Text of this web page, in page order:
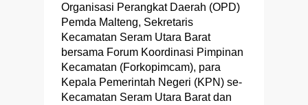
Organisasi Perangkat Daerah (OPD)
Pemda Malteng, Sekretaris
Kecamatan Seram Utara Barat
bersama Forum Koordinasi Pimpinan
Kecamatan (Forkopimcam), para
Kepala Pemerintah Negeri (KPN) se-
Kecamatan Seram Utara Barat dan